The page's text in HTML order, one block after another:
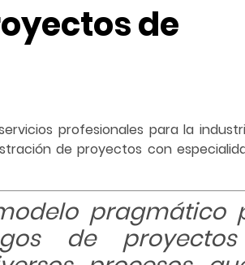
de
profesionales para la
de proyectos con
pragmático
de